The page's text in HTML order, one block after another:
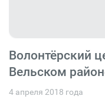
Волонтёрский
Вельском
4 апреля 2018 года